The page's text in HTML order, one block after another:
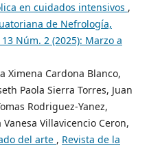
en cuidados intensivos ,
de Nefrología,
Núm. 2 (2025): Marzo a
Ximena Cardona Blanco,
Paola Sierra Torres, Juan
Rodriguez-Yanez,
Villavicencio Ceron,
del arte , Revista de la